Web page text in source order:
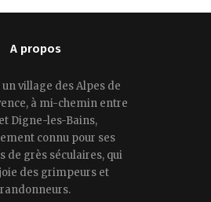
A propos
village des Alpes de
à mi-chemin entre
Digne-les-Bains,
connu pour ses
de grès séculaires, qui
des grimpeurs et
randonneurs.